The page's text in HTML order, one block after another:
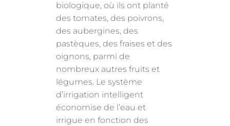
biologique, où ils ont planté
des tomates, des poivrons,
des aubergines, des
pastèques, des fraises et des
oignons, parmi de
nombreux autres fruits et
légumes. Le système
d’irrigation intelligent
économise de l’eau et
irrigue en fonction des